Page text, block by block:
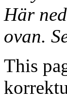
Här
ovan.
This